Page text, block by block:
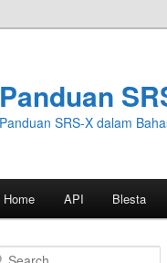
Panduan
Panduan SRS-X dalam
Home API Blesta